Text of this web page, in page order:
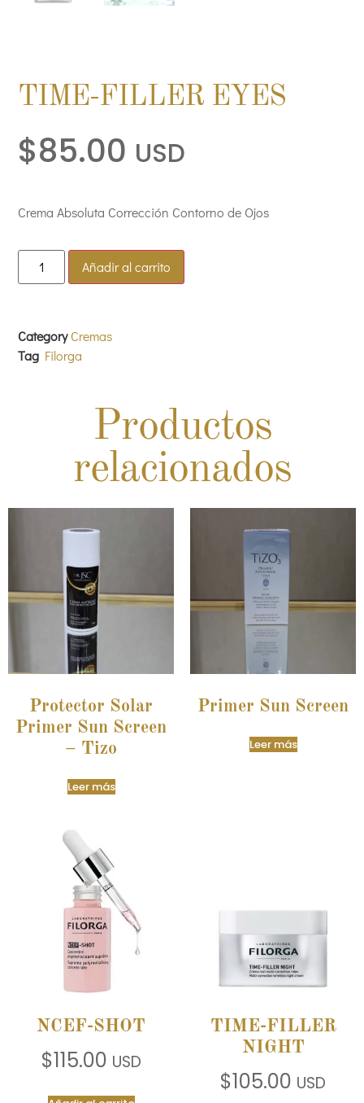
TIME-FILLER EYES
$85.00 USD
Crema Absoluta Corrección Contorno de Ojos
Añadir al carrito
Category Cremas
Tag Filorga
Productos
relacionados
Protector Solar
Primer Sun Screen
– Tizo
Leer más
Primer Sun Screen
Leer más
NCEF-SHOT
$115.00 USD
TIME-FILLER
NIGHT
$105.00 USD